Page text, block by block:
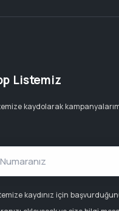
Listemiz
kaydolarak
kaydınız için